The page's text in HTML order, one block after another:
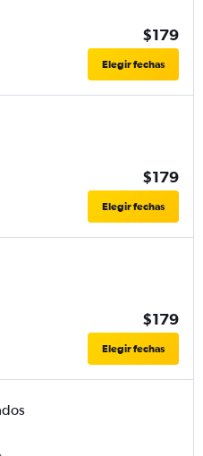
$179
Elegir fechas
$179
Elegir fechas
$179
Elegir fechas